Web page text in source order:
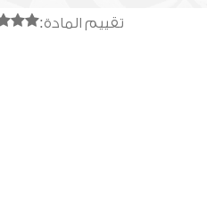
تقييم المادة: